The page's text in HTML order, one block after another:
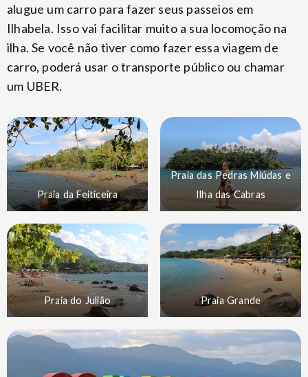
alugue um carro para fazer seus passeios em
Ilhabela. Isso vai facilitar muito a sua locomoção na
ilha. Se você não tiver como fazer essa viagem de
carro, poderá usar o transporte público ou chamar
um UBER.
Praia da Feiticeira
Praia das Pedras Miúdas e
Ilha das Cabras
Praia do Julião Praia Grande